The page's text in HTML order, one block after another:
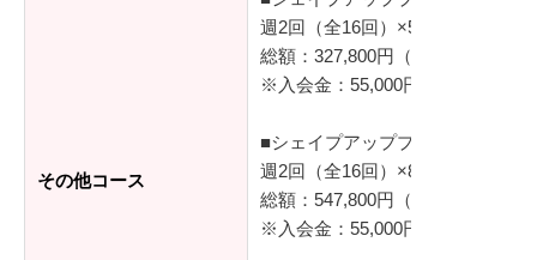
その他コース
週2回（全16回）×50分/レッスン
総額：327,800円（税込）
※入会金：55,000円（税込）
■シェイプアッププログラム プラ
週2回（全16回）×80分/レッスン
総額：547,800円（税込）
※入会金：55,000円（税込）